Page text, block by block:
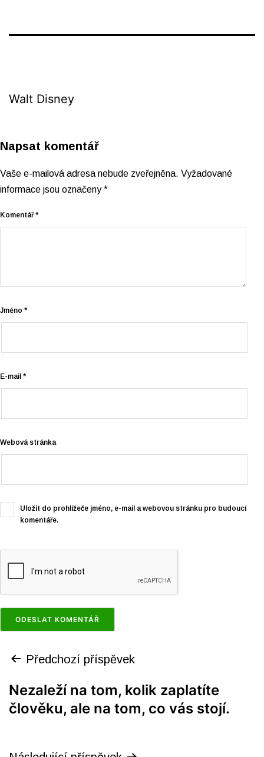
Walt Disney
Napsat komentář
Vaše e-mailová adresa nebude zveřejněna. Vyžadované
informace jsou označeny*
Komentář*
Jméno *
E-mail *
Webová stránka
Uložit do prohlížeče jméno, e-mail a webovou stránku pro budoucí
komentáře.
Předchozí příspěvek
Nezaleží na tom, kolik zaplatíte
člověku, ale na tom, co vás stojí.